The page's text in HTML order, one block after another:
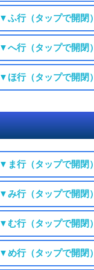
▼ふ行（タップで開閉）
▼へ行（タップで開閉）
▼ほ行（タップで開閉）
▼ま行（タップで開閉）
▼み行（タップで開閉）
▼む行（タップで開閉）
▼め行（タップで開閉）